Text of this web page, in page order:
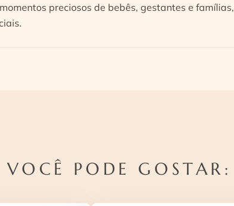
preciosos de bebês, gestantes e famílias,
PODE GOSTAR: